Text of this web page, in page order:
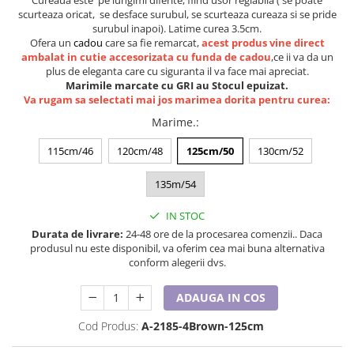
Lenjerii de pat pentru copii
Fashion
Pijamale de CRACIUN
Pijamale de dama
Halate si capoate
Pijamale
Seturi elegante femei
Umbrele
Pijamale BIG SIZE femei
Cadouri ocazii speciale
Tricouri de craciun
scurteaza oricat, se desface surubul, se scurteaza cureaza si se pride
surubul inapoi). Latime curea 3.5cm.
Ofera un cadou care sa fie remarcat,acest produs vine direct
ambalat in cutie accesorizata cu funda de cadou,ce ii va da un
plus de eleganta care cu siguranta il va face mai apreciat.
Marimile marcate cu GRI au Stocul epuizat.
Va rugam sa selectati mai jos marimea dorita pentru curea:
Marime.:
115cm/46 120cm/48 125cm/50 130cm/52
135m/54
IN STOC
Durata de livrare: 24-48 ore de la procesarea comenzii.. Daca
produsul nu este disponibil, va oferim cea mai buna alternativa
conform alegerii dvs.
ADAUGA IN COS
Cod Produs: A-2185-4Brown-125cm